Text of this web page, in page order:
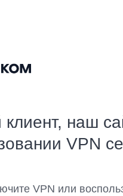
наш
VPN
VPN или